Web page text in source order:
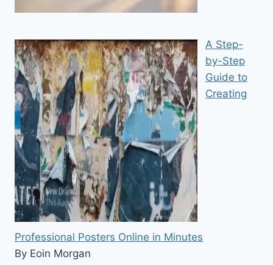
A Step-
by-Step
Guide to
Creating
Professional Posters Online in Minutes
By Eoin Morgan